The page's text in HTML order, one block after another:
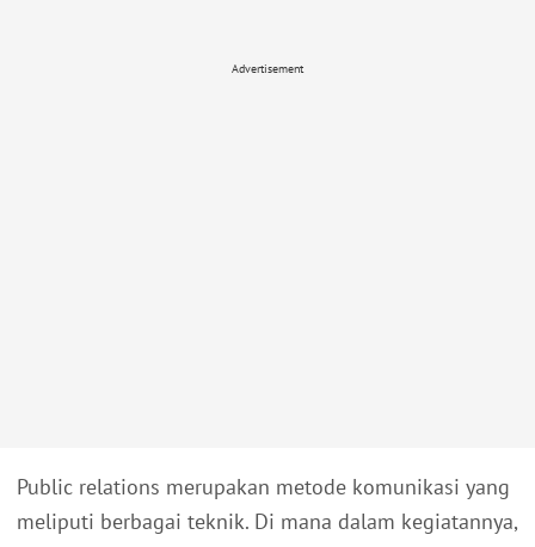
Advertisement
Public relations merupakan metode komunikasi yang
meliputi berbagai teknik. Di mana dalam kegiatannya,